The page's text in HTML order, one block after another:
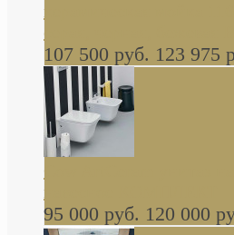
керамическая мойка
серая, черная,
107 500 руб. 123 975
навесное КОМПЛЕКТ
95 000 руб. 120 000